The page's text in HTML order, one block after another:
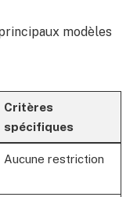
modèles
Critères
spécifiques
Aucune restriction